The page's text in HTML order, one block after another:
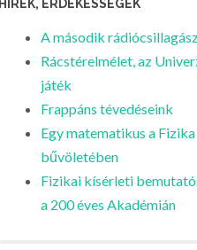
HÍREK, ÉRDEKESSÉGEK
A második
Rácstérelmélet, az
játék
Frappáns tévedéseink
Egy matematikus a Fizika
bűvöletében
Fizikai kísérleti
a 200 éves Akadémián